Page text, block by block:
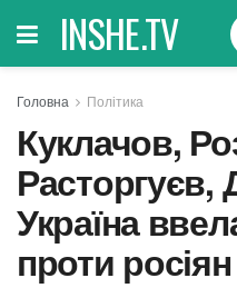
INSHE.TV
Головна Політика
Куклачов,
Україна
проти росіян